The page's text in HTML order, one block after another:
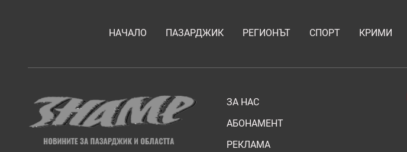
НАЧАЛО ПАЗАРДЖИК РЕГИОНЪТ СПОРТ КРИМИ
ЗА НАС
АБОНАМЕНТ
РЕКЛАМА